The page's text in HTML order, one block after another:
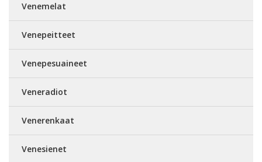
Venemelat
Venepeitteet
Venepesuaineet
Veneradiot
Venerenkaat
Venesienet